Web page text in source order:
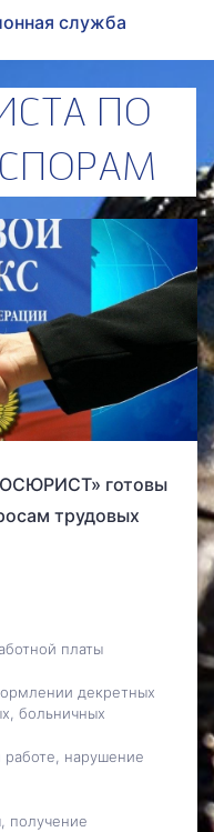
служба
ПО
готовы
трудовых
платы
декретных
больничных
нарушение
получение